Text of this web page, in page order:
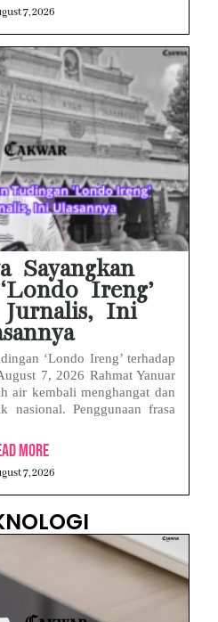
7, 2026
Sayangkan
Ireng’
Jurnalis, Ini
‘Londo Ireng’ terhadap
7, 2026 Rahmat Yanuar
air kembali menghangat dan
nasional. Penggunaan frasa
More
7, 2026